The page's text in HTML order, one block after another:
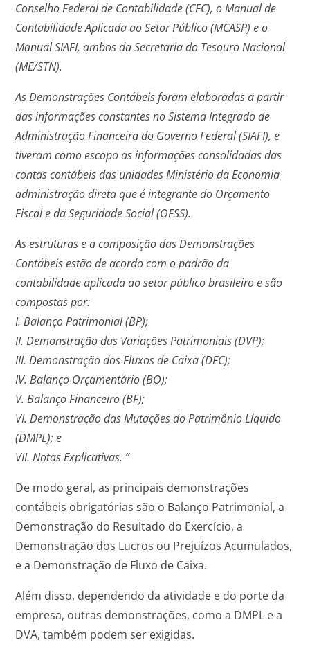
Conselho Federal de Contabilidade (CFC), o Manual de
Contabilidade Aplicada ao Setor Público (MCASP) e o
Manual SIAFI, ambos da Secretaria do Tesouro Nacional
(ME/STN).
As Demonstrações Contábeis foram elaboradas a partir
das informações constantes no Sistema Integrado de
Administração Financeira do Governo Federal (SIAFI), e
tiveram como escopo as informações consolidadas das
contas contábeis das unidades Ministério da Economia
administração direta que é integrante do Orçamento
Fiscal e da Seguridade Social (OFSS).
As estruturas e a composição das Demonstrações
Contábeis estão de acordo com o padrão da
contabilidade aplicada ao setor público brasileiro e são
compostas por:
I. Balanço Patrimonial (BP);
II. Demonstração das Variações Patrimoniais (DVP);
III. Demonstração dos Fluxos de Caixa (DFC);
IV. Balanço Orçamentário (BO);
V. Balanço Financeiro (BF);
VI. Demonstração das Mutações do Patrimônio Líquido
(DMPL); e
VII. Notas Explicativas. “
De modo geral, as principais demonstrações
contábeis obrigatórias são o Balanço Patrimonial, a
Demonstração do Resultado do Exercício, a
Demonstração dos Lucros ou Prejuízos Acumulados,
e a Demonstração de Fluxo de Caixa.
Além disso, dependendo da atividade e do porte da
empresa, outras demonstrações, como a DMPL e a
DVA, também podem ser exigidas.